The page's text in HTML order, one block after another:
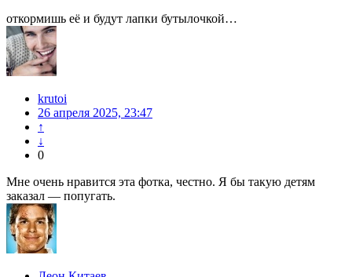
откормишь её и будут лапки бутылочкой…
krutoi
26 апреля 2025, 23:47
↑
↓
0
Мне очень нравится эта фотка, честно. Я бы такую детям
заказал — попугать.